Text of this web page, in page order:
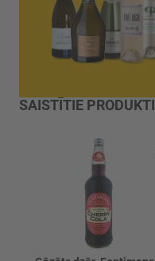
SAISTĪTIE PRODUKTI